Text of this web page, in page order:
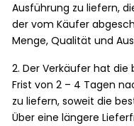
Ausführung zu liefern,
der vom Käufer
Menge, Qualität und
2. Der Verkäufer hat
Frist von 2 – 4 Tagen
zu liefern, soweit die
Über eine längere